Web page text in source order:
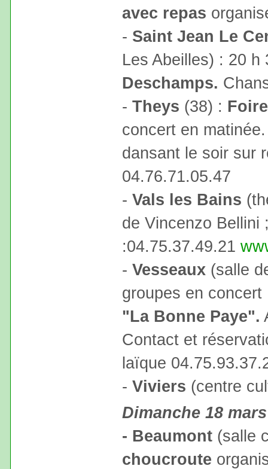
avec repas
- Saint Jean Le
Les Abeilles) : 20
Deschamps.
- Theys (38) :
concert en
dansant le soir sur
04.76.71.05.47
- Vals les Bains
de Vincenzo Bellini
:04.75.37.49.21
- Vesseaux (salle
groupes en
"La Bonne Paye".
Contact et
laïque
- Viviers (centre
Dimanche 18 mars
- Beaumont (salle
choucroute